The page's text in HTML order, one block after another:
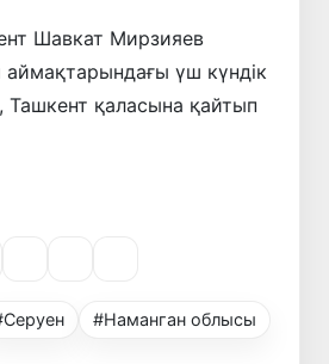
Шавкат Мирзияев
үш күндік
Ташкент қаласына қайтып
#Наманган облысы